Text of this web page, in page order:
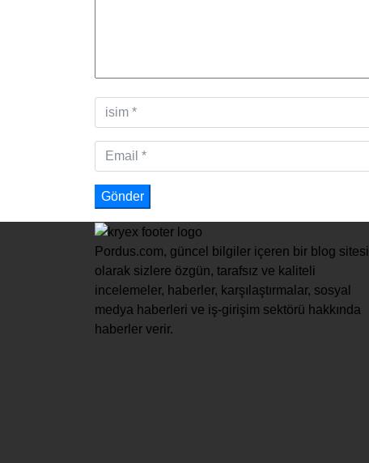
Pordus.com, güncel bilgiler içeren bir blog sitesi
olarak sizlere özgün, tarafsız ve kaliteli
incelemeler, haberler, karşılaştırmalar, sosyal
medya haberleri ve iş-girişim sektörü hakkında
haberler verir.